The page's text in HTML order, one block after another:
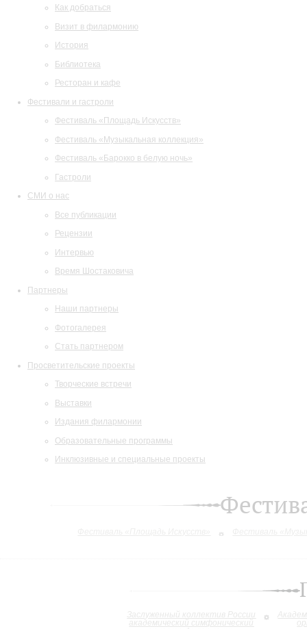
Как добраться
Визит в филармонию
История
Библиотека
Ресторан и кафе
Фестивали и гастроли
Фестиваль «Площадь Искусств»
Фестиваль «Музыкальная коллекция»
Фестиваль «Барокко в белую ночь»
Гастроли
СМИ о нас
Все публикации
Рецензии
Интервью
Время Шостаковича
Партнеры
Наши партнеры
Фотогалерея
Стать партнером
Просветительские проекты
Творческие встречи
Выставки
Издания филармонии
Образовательные программы
Инклюзивные и специальные проекты
Заслуженный коллектив России
академический симфонический